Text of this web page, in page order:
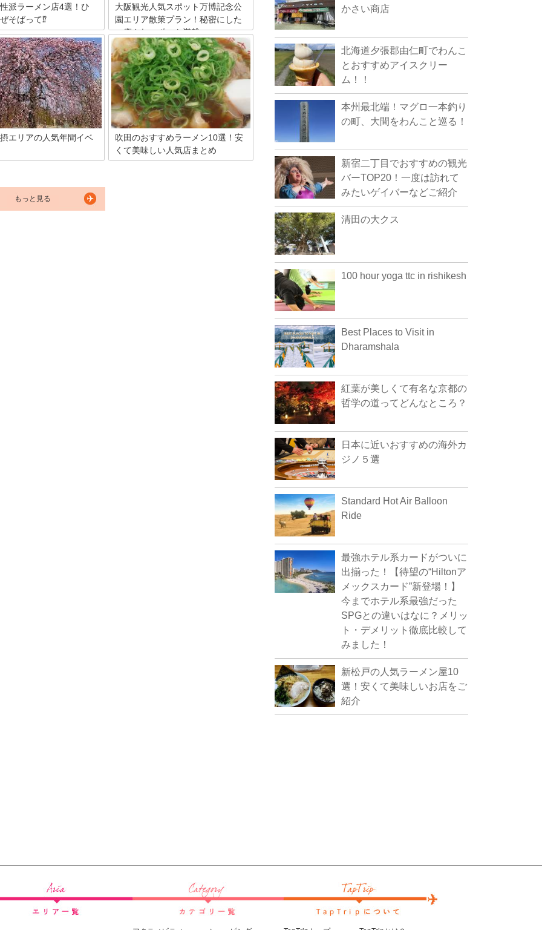
派ラーメン店4選！ひ
そばって⁉
や日本料理屋など、名だたる
くある北摂エリア。今回は、
エリアで人気の個性派ラーメ
介します。どれも一度食べた
になる味なので、ぜひ一度味
ください。
大阪観光人気スポット万博記念公
園エリア散策プラン！秘密にした
い癒されスポット満載
1970年は日本、そしてアジアで初めて開
催された万国博覧会の年でした。大いに
賑わった大阪の会場は、現在、当時の面
影を残す万博記念公園として地元の人々
の憩いの場になっています。北大阪の隠
された癒しのスポットをご紹介。
エリアの人気年間イベ
緑地などがたくさんあること
エリアとなっています。今回
北摂エリアで開催される人気
吹田のおすすめラーメン10選！安
くて美味しい人気店まとめ
もっと見る
かさい商店
北海道夕張郡由仁町でわんこ
とおすすめアイスクリー
ム！！
本州最北端！マグロ一本釣り
の町、大間をわんこと巡る！
新宿二丁目でおすすめの観光
バーTOP20！一度は訪れて
みたいゲイバーなどご紹介
清田の大クス
100 hour yoga ttc in rishikesh
Best Places to Visit in
Dharamshala
紅葉が美しくて有名な京都の
哲学の道ってどんなところ？
日本に近いおすすめの海外カ
ジノ５選
Standard Hot Air Balloon
Ride
最強ホテル系カードがついに
出揃った！【待望の“Hiltonア
メックスカード”新登場！】
今までホテル系最強だった
SPGとの違いはなに？メリッ
ト・デメリット徹底比較して
みました！
新松戸の人気ラーメン屋10
選！安くて美味しいお店をご
紹介